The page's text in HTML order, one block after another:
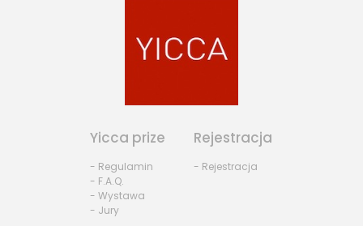
Yicca prize
- Regulamin
- F.A.Q.
- Wystawa
- Jury
Rejestracja
- Rejestracja